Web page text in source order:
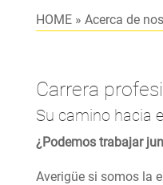
HOME» Acerca de
Carrera
Su camino hacia
¿Podemos trabajar
Averigüe si somos la